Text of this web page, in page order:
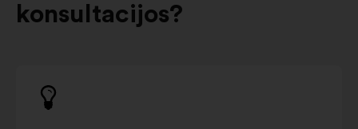
konsultacijos?